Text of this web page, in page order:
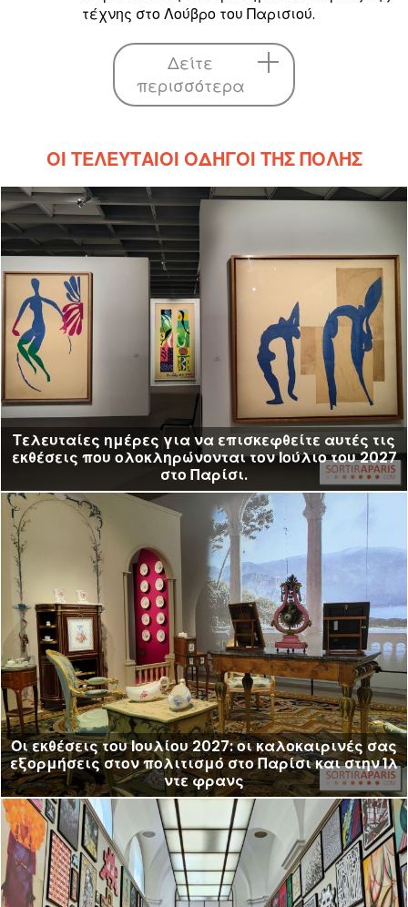
τέχνης στο Λούβρο του Παρισιού.
Δείτε
περισσότερα
ΟΙ ΤΕΛΕΥΤΑΊΟΙ ΟΔΗΓΟΊ ΤΗΣ ΠΌΛΗΣ
Τελευταίες ημέρες για να επισκεφθείτε αυτές τις
εκθέσεις που ολοκληρώνονται τον Ιούλιο του 2027
στο Παρίσι.
Οι εκθέσεις του Ιουλίου 2027: οι καλοκαιρινές σας
εξορμήσεις στον πολιτισμό στο Παρίσι και στην Ίλ
ντε φρανς